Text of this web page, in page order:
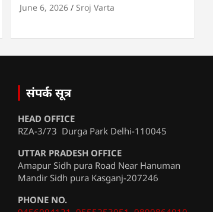
June 6, 2026 Sroj Varta
संपर्क सूत्र
HEAD OFFICE
RZA-3/73 Durga Park Delhi-110045
UTTAR PRADESH OFFICE
Amapur Sidh pura Road Near Hanuman
Mandir Sidh pura Kasganj-207246
PHONE NO.